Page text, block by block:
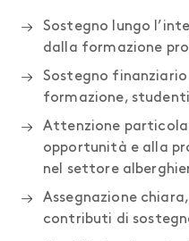
Sostegno lungo
dalla formazione
Sostegno
formazione,
Attenzione
opportunità e alla
nel settore
Assegnazione
contributi di